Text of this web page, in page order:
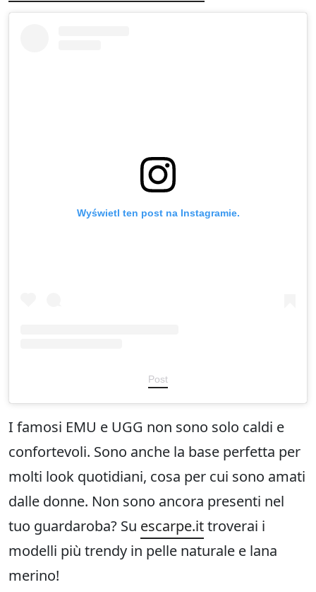
Wyświetl ten post na Instagramie.
Post
I famosi EMU e UGG non sono solo caldi e
confortevoli. Sono anche la base perfetta per
molti look quotidiani, cosa per cui sono amati
dalle donne. Non sono ancora presenti nel
tuo guardaroba? Su escarpe.ittroverai i
modelli più trendy in pelle naturale e lana
merino!